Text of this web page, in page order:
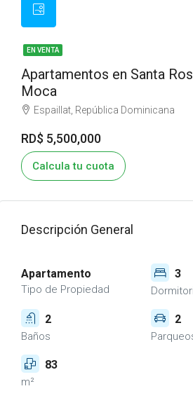
EN VENTA
Apartamentos en Santa
Moca
Espaillat, República Dominicana
RD$ 5,500,000
Calcula tu cuota
Descripción General
Apartamento
Tipo de Propiedad
3
2
Baños
2
83
m²